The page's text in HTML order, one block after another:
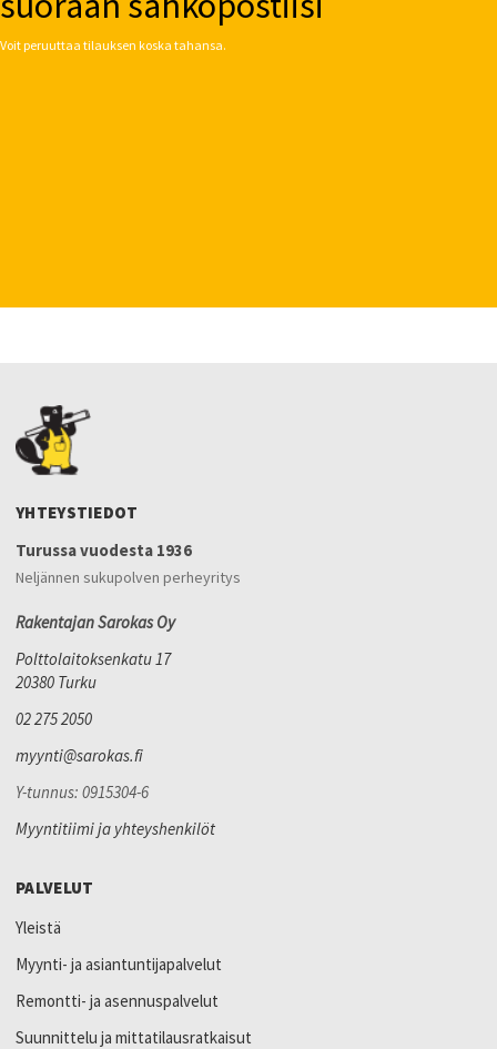
Voit peruuttaa tilauksen koska tahansa.
YHTEYSTIEDOT
Turussa vuodesta 1936
Neljännen sukupolven perheyritys
Rakentajan Sarokas Oy
Polttolaitoksenkatu 17
20380 Turku
02 275 2050
myynti@sarokas.fi
Y-tunnus: 0915304-6
Myyntitiimi ja yhteyshenkilöt
PALVELUT
Yleistä
Myynti- ja asiantuntijapalvelut
Remontti- ja asennuspalvelut
Suunnittelu ja mittatilausratkaisut